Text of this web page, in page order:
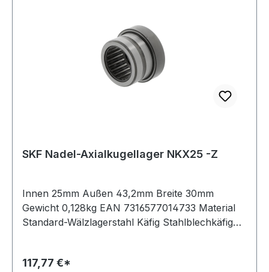
SKF Nadel-Axialkugellager NKX25 -Z
Innen 25mm Außen 43,2mm Breite 30mm
Gewicht 0,128kg EAN 7316577014733 Material
Standard-Wälzlagerstahl Käfig Stahlblechkäfig
ABEC 1 Ausführung selbsthaltend Wirkrichtung
117,77 €*